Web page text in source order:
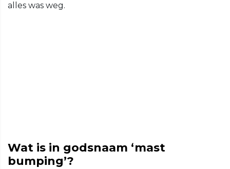
alles was weg.
Wat is in godsnaam ‘mast
bumping’?